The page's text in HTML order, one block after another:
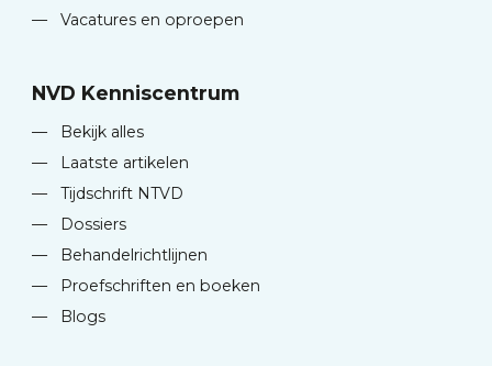
—
Vacatures en oproepen
NVD Kenniscentrum
—
Bekijk alles
—
Laatste artikelen
—
Tijdschrift NTVD
—
Dossiers
—
Behandelrichtlijnen
—
Proefschriften en boeken
—
Blogs